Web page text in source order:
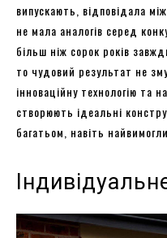
випускають, відповідала
не мала аналогів серед
більш ніж сорок років
то чудовий результат не
інноваційну технологію та
створюють ідеальні
багатьом, навіть